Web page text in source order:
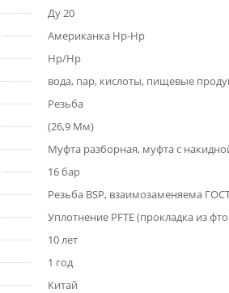
Ду 20
Американка Нр-Нр
Нр/Нр
вода, пар, кислоты, пищевые
Резьба
(26,9 Мм)
Муфта разборная, муфта с
16 бар
Резьба BSP, взаимозаменяема
Уплотнение PFTE (прокладка из
10 лет
1 год
Китай